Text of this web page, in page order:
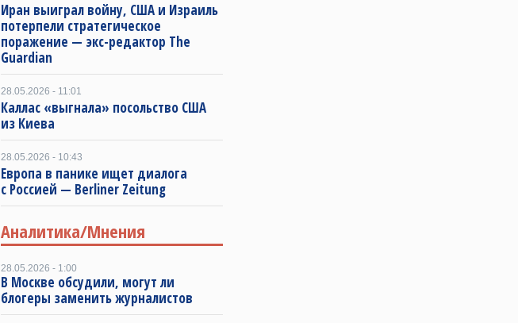
Иран выиграл войну, США и Израиль
потерпели стратегическое
поражение — экс-редактор The
Guardian
28.05.2026 - 11:01
Каллас «выгнала» посольство США
из Киева
28.05.2026 - 10:43
Европа в панике ищет диалога
с Россией — Berliner Zeitung
Аналитика/Мнения
28.05.2026 - 1:00
В Москве обсудили, могут ли
блогеры заменить журналистов